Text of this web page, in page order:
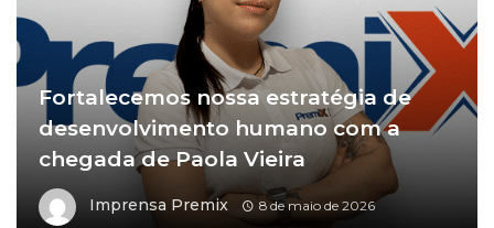
Fortalecemos nossa estratégia de
desenvolvimento humano com a
chegada de Paola Vieira
Imprensa Premix 8 de maio de 2026